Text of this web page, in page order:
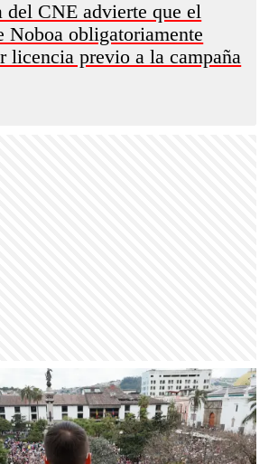
del CNE advierte que el
Noboa obligatoriamente
licencia previo a la campaña